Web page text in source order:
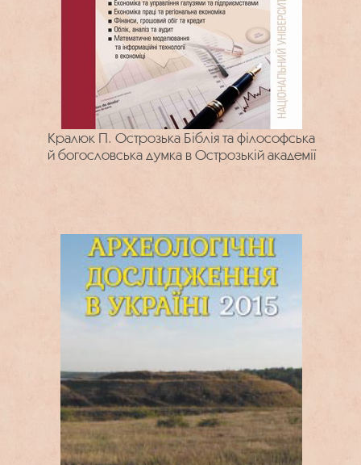
Кралюк П. Острозька Біблія та філософська
й богословська думка в Острозькій академії